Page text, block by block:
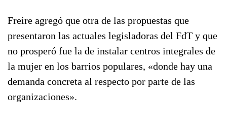
Freire agregó que otra de las propuestas que
presentaron las actuales legisladoras del FdT y que
no prosperó fue la de instalar centros integrales de
la mujer en los barrios populares, «donde hay una
demanda concreta al respecto por parte de las
organizaciones».